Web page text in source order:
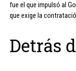
fue el que impulsó al
que exige la
Detrás